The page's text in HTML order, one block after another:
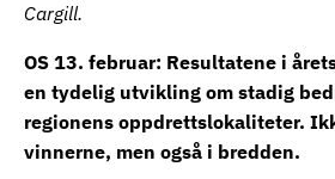
Cargill.
OS 13. februar: Resultatene i
en tydelig utvikling om stadig
regionens oppdrettslokaliteter.
vinnerne, men også i bredden.